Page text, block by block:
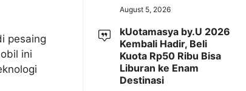
pesaing
ini
August 5, 2026
kUotamasya by.U 2026
Kembali Hadir, Beli
Kuota Rp50 Ribu Bisa
Liburan ke Enam
Destinasi